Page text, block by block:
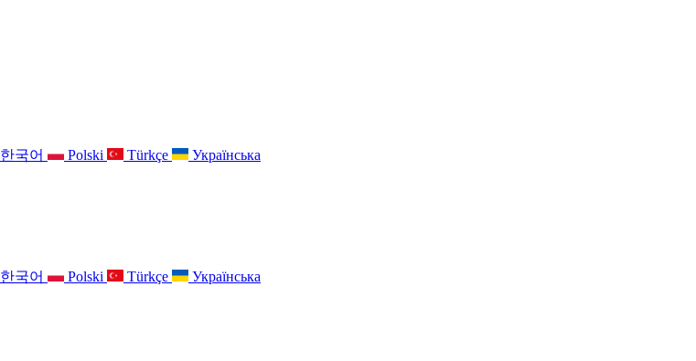
한국어 Polski Türkçe
Українська
한국어 Polski Türkçe Українська